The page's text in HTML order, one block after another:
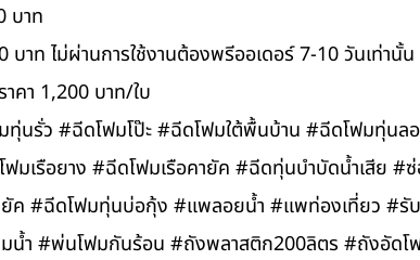
บาท
าท ไม่ผ่านการใช้งานต้องพรีออเดอร์ 7-10 วันเท่านั้น
คา 1,200 บาท/ใบ
นรั่ว #ฉีดโฟมโป๊ะ #ฉีดโฟมใต้พื้นบ้าน #ฉีดโฟมทุ่นล
มเรือยาง #ฉีดโฟมเรือคายัค #ฉีดทุ่นบำบัดน้ำเสีย
ยัค #ฉีดโฟมทุ่นบ่อกุ้ง #แพลอยน้ำ #แพท่องเที่ยว #รั
น้ำ #พ่นโฟมกันร้อน #ถังพลาสติก200ลิตร #ถังอัดโ